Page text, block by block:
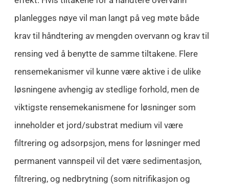
planlegges nøye vil man langt på veg møte både
krav til håndtering av mengden overvann og krav til
rensing ved å benytte de samme tiltakene. Flere
rensemekanismer vil kunne være aktive i de ulike
løsningene avhengig av stedlige forhold, men de
viktigste rensemekanismene for løsninger som
inneholder et jord/substrat medium vil være
filtrering og adsorpsjon, mens for løsninger med
permanent vannspeil vil det være sedimentasjon,
filtrering, og nedbrytning (som nitrifikasjon og